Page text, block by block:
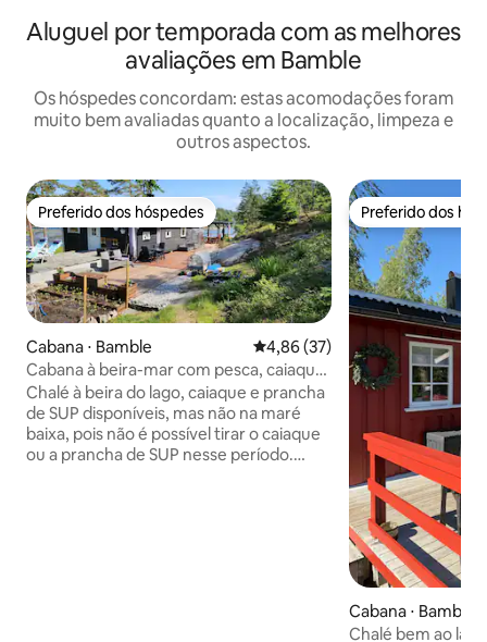
Aluguel por temporada com as melhores
avaliações em Bamble
Os hóspedes concordam: estas acomodações foram
muito bem avaliadas quanto a localização, limpeza e
outros aspectos.
Preferido dos hóspedes
Preferido dos hóspedes
Cabana ⋅ Bamble 4,86 de uma avaliação média
4,86 (37)
Cabana à beira-mar com pesca, caiaque
e SUP
Chalé à beira do lago, caiaque e prancha
de SUP disponíveis, mas não na maré
baixa, pois não é possível tirar o caiaque
ou a prancha de SUP nesse período.
Preferido dos
Preferido dos
Cabana ⋅ Bamble
Chalé bem ao